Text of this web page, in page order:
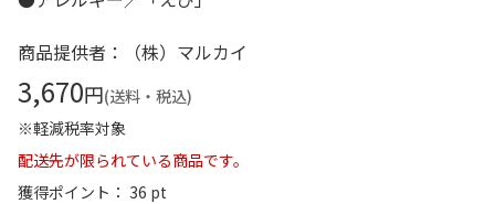
商品提供者：（株）マルカイ
3,670円(送料・税込)
※軽減税率対象
配送先が限られている商品です。
獲得ポイント： 36 pt